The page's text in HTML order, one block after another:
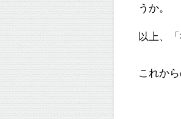
うか。
以上、
これか